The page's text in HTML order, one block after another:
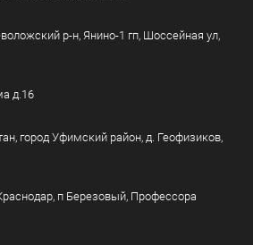
р-н, Янино-1 гп, Шоссейная ул,
д.16
город Уфимский район, д. Геофизиков,
п Березовый, Профессора